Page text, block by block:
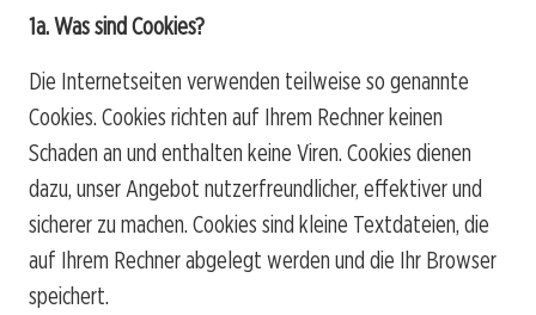
1a. Was sind Cookies?
Die Internetseiten verwenden teilweise so genannte
Cookies. Cookies richten auf Ihrem Rechner keinen
Schaden an und enthalten keine Viren. Cookies dienen
dazu, unser Angebot nutzerfreundlicher, effektiver und
sicherer zu machen. Cookies sind kleine Textdateien, die
auf Ihrem Rechner abgelegt werden und die Ihr Browser
speichert.